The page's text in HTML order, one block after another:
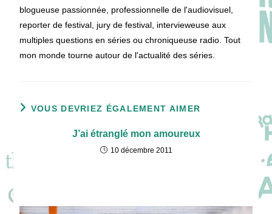
blogueuse passionnée, professionnelle de l'audiovisuel,
reporter de festival, jury de festival, intervieweuse aux
multiples questions en séries ou chroniqueuse radio. Tout
mon monde tourne autour de l'actualité des séries.
VOUS DEVRIEZ ÉGALEMENT AIMER
J’ai étranglé mon amoureux
10 décembre 2011